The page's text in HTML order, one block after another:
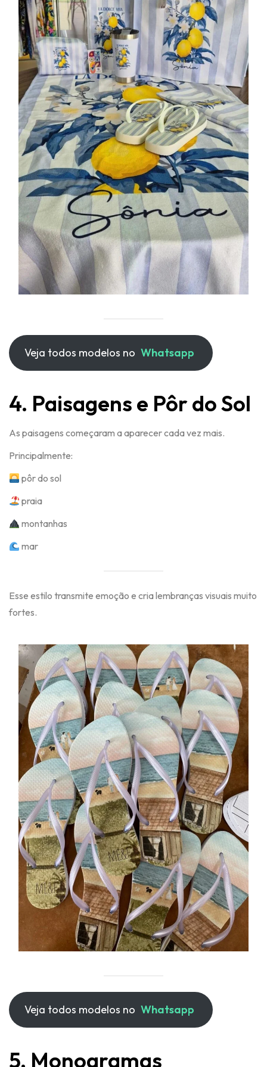
Veja todos modelos no Whatsapp
4. Paisagens e Pôr do Sol
As paisagens começaram a aparecer cada vez mais.
Principalmente:
pôr do sol
praia
montanhas
mar
Esse estilo transmite emoção e cria lembranças visuais muito
fortes.
Veja todos modelos no Whatsapp
5. Monogramas